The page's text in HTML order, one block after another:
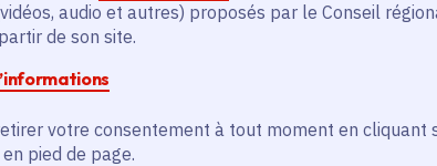
audio et autres) proposés par le Conseil
de son site.
votre consentement à tout moment en cliquant
pied de page.